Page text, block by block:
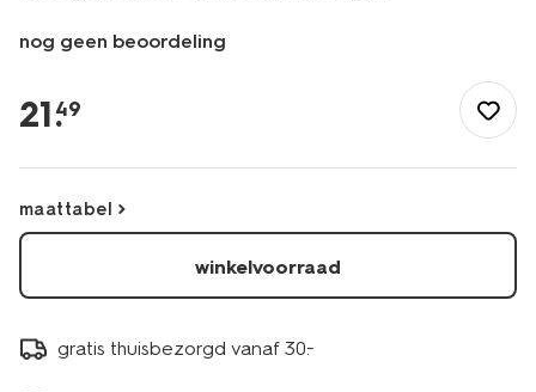
nog geen beoordeling
shirt-
bh/voorgevormde-
zonder-
beugel-
21.
49
maattabel
winkelvoorraad
gratis thuisbezorgd vanaf 30.-